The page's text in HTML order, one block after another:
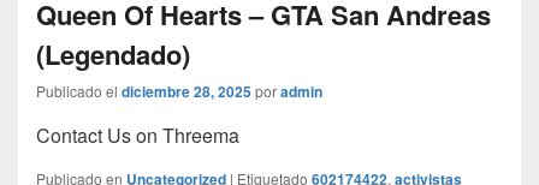
Queen Of Hearts – GTA San Andreas
(Legendado)
Publicado el diciembre 28, 2025poradmin
Contact Us on Threema
Publicado en Uncategorized | Etiquetado 602174422, activistas